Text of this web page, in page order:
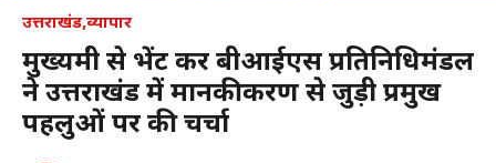
उत्तराखंड,व्यापार
मुख्यमंत्री से भेंट कर बीआईएस प्रतिनिधिमंडल
ने उत्तराखंड में मानकीकरण से जुड़ी प्रमुख
पहलुओं पर की चर्चा